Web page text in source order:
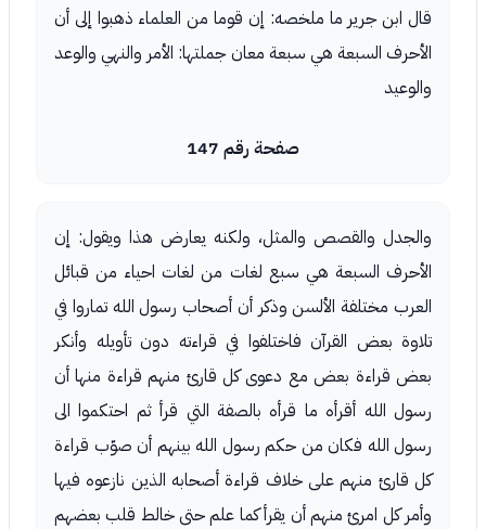
قال ابن جرير ما ملخصه: إن قوما من العلماء ذهبوا إلى أن
الأحرف السبعة هي سبعة معان جملتها: الأمر والنهي والوعد
والوعيد
صفحة رقم 147
والجدل والقصص والمثل، ولكنه يعارض هذا ويقول: إن
الأحرف السبعة هي سبع لغات من لغات احياء من قبائل
العرب مختلفة الألسن وذكر أن أصحاب رسول الله تماروا في
تلاوة بعض القرآن فاختلفوا في قراءته دون تأويله وأنكر
بعض قراءة بعض مع دعوى كل قارئ منهم قراءة منها أن
رسول الله أقرأه ما قرأه بالصفة التي قرأ ثم احتكموا الى
رسول الله فكان من حكم رسول الله بينهم أن صوّب قراءة
كل قارئ منهم على خلاف قراءة أصحابه الذين نازعوه فيها
وأمر كل امرئ منهم أن يقرأ كما علم حتى خالط قلب بعضهم